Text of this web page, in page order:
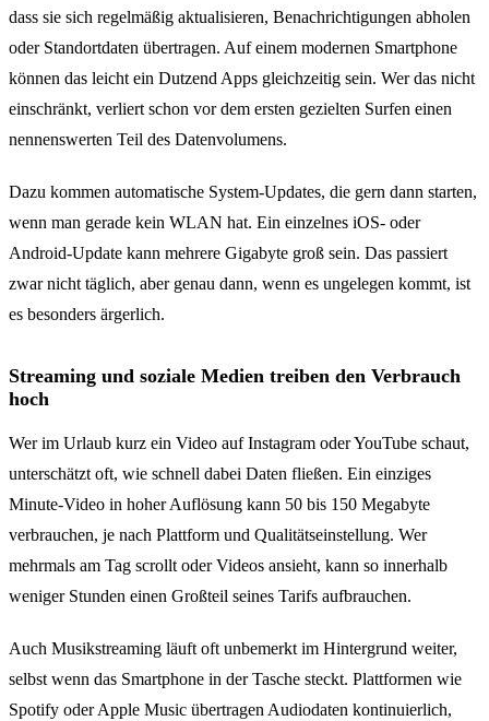
dass sie sich regelmäßig aktualisieren, Benachrichtigungen abholen
oder Standortdaten übertragen. Auf einem modernen Smartphone
können das leicht ein Dutzend Apps gleichzeitig sein. Wer das nicht
einschränkt, verliert schon vor dem ersten gezielten Surfen einen
nennenswerten Teil des Datenvolumens.
Dazu kommen automatische System-Updates, die gern dann starten,
wenn man gerade kein WLAN hat. Ein einzelnes iOS- oder
Android-Update kann mehrere Gigabyte groß sein. Das passiert
zwar nicht täglich, aber genau dann, wenn es ungelegen kommt, ist
es besonders ärgerlich.
Streaming und soziale Medien treiben den Verbrauch
hoch
Wer im Urlaub kurz ein Video auf Instagram oder YouTube schaut,
unterschätzt oft, wie schnell dabei Daten fließen. Ein einziges
Minute-Video in hoher Auflösung kann 50 bis 150 Megabyte
verbrauchen, je nach Plattform und Qualitätseinstellung. Wer
mehrmals am Tag scrollt oder Videos ansieht, kann so innerhalb
weniger Stunden einen Großteil seines Tarifs aufbrauchen.
Auch Musikstreaming läuft oft unbemerkt im Hintergrund weiter,
selbst wenn das Smartphone in der Tasche steckt. Plattformen wie
Spotify oder Apple Music übertragen Audiodaten kontinuierlich,